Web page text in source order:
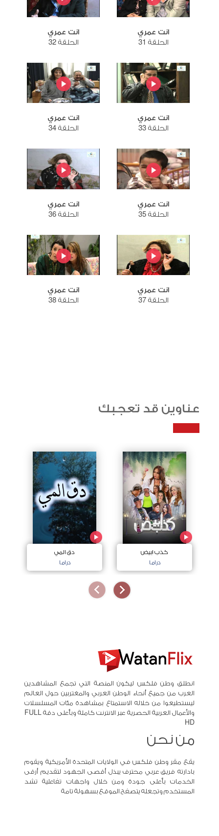
انت عمري
الحلقة 31
انت عمري
الحلقة 32
انت عمري
الحلقة 33
انت عمري
الحلقة 34
انت عمري
الحلقة 35
انت عمري
الحلقة 36
انت عمري
الحلقة 37
انت عمري
الحلقة 38
عناوين قد تعجبك
كذب ابيض
دراما
دق المي
دراما
انطلق وطن فلكس ليكون المنصة التي تجمع المشاهدين
العرب من جميع أنحاء الوطن العربي والمغتربين حول العالم
ليستطيعوا من خلاله الاستمتاع بمشاهدة مئات المسلسلات
والأعمال العربية الحصرية عبر الانترنت كاملة وبأعلى دقة FULL
HD
من نحن
يقع مقر وطن فلكس في الولايات المتحدة الأمريكية ويقوم
بادارته فريق عربي محترف يبذل أقصى الجهود لتقديم أرقى
الخدمات بأعلى جودة ومن خلال واجهات تفاعلية تشد
المستخدم وتجعله يتصفح الموقع بسهولة تامة